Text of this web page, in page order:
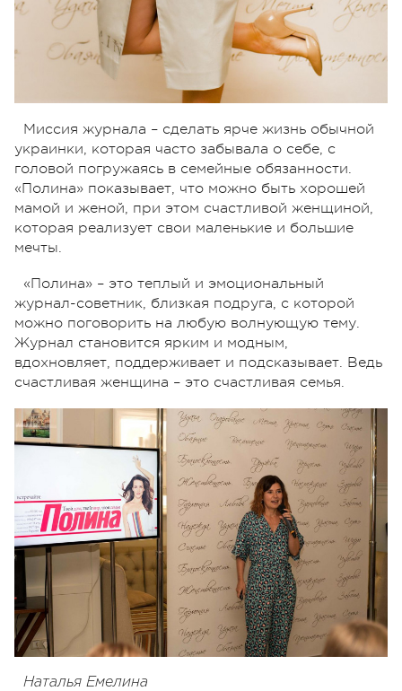
Миссия журнала – сделать ярче жизнь обычной
украинки, которая часто забывала о себе, с
головой погружаясь в семейные обязанности.
«Полина» показывает, что можно быть хорошей
мамой и женой, при этом счастливой женщиной,
которая реализует свои маленькие и большие
мечты.
«Полина» – это теплый и эмоциональный
журнал-советник, близкая подруга, с которой
можно поговорить на любую волнующую тему.
Журнал становится ярким и модным,
вдохновляет, поддерживает и подсказывает. Ведь
счастливая женщина – это счастливая семья.
Наталья Емелина